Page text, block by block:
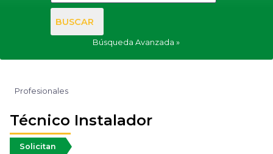
BUSCAR
Búsqueda Avanzada
Profesionales
Técnico Instalador
Solicitan